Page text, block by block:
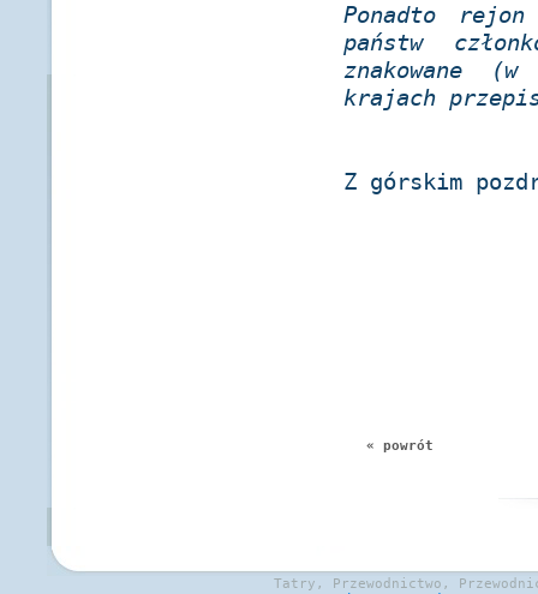
Ponadto
państw
znakowane
krajach
Z górskim
« powrót
Tatry, Przewodnictwo,